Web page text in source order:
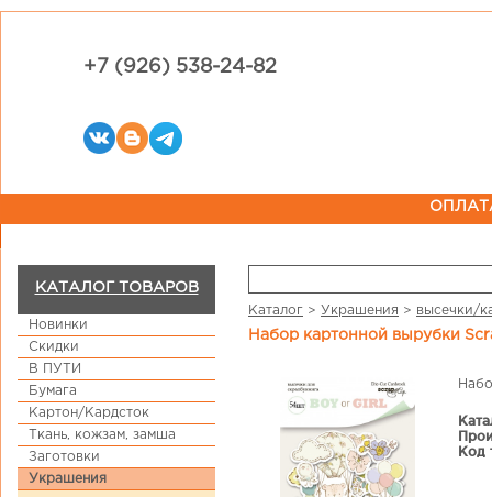
+7 (926) 538-24-82
КАТАЛОГ ТОВАРОВ
Новинки
Скидки
В ПУТИ
Бумага
Картон/Кардсток
Ткань, кожзам, замша
Заготовки
Украшения
Каталог > Украшения > высечки/
Набор картонной вырубки
Код